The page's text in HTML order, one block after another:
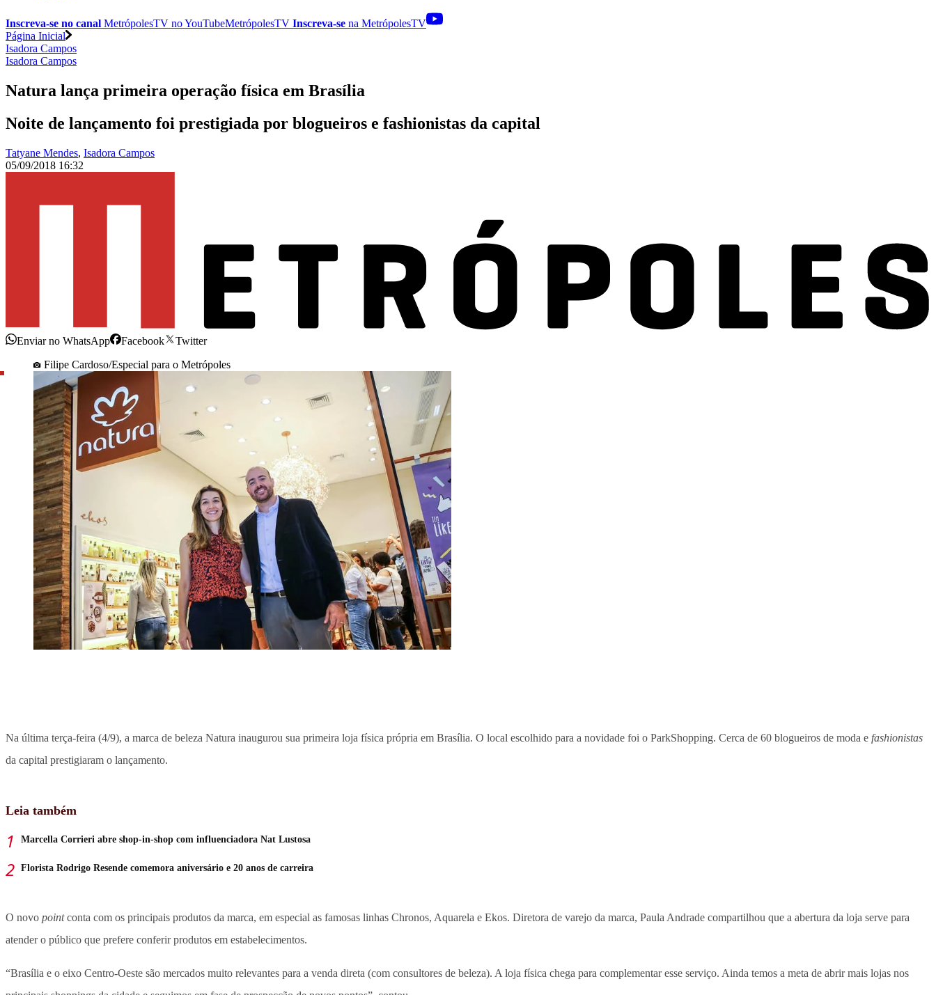
Inscreva-se no canal MetrópolesTV noYouTubeMetrópolesTV Inscreva-se na MetrópolesTV
Página Inicial
Isadora Campos
Isadora Campos
Natura lança primeira operação física em Brasília
Noite de lançamento foi prestigiada por blogueiros e fashionistas da capital
Tatyane Mendes, Isadora Campos
05/09/2018 16:32
Enviar no WhatsApp Facebook
Twitter
Filipe Cardoso/Especial para o Metrópoles
Na última terça-feira (4/9), a marca de beleza Natura inaugurou sua primeira loja física própria em Brasília. O local escolhido para a novidade foi o ParkShopping. Cerca de 60 blogueiros de moda e fashionistas
da capital prestigiaram o lançamento.
Leia também
Marcella Corrieri abre shop-in-shop com influenciadora Nat Lustosa
Florista Rodrigo Resende comemora aniversário e 20 anos de carreira
O novo pointconta com os principais produtos da marca, em especial as famosas linhas Chronos, Aquarela e Ekos. Diretora de varejo da marca, Paula Andrade compartilhou que a abertura da loja serve para
atender o público que prefere conferir produtos em estabelecimentos.
“Brasília e o eixo Centro-Oeste são mercados muito relevantes para a venda direta (com consultores de beleza). A loja física chega para complementar esse serviço. Ainda temos a meta de abrir mais lojas nos